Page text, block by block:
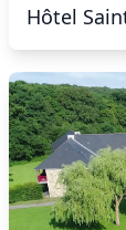
Hôtel